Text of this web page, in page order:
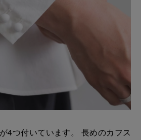
4つ付いています。 長めのカフス